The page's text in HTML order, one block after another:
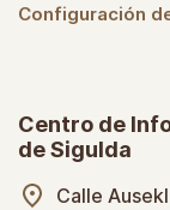
Configuración
Centro de
de Sigulda
Calle